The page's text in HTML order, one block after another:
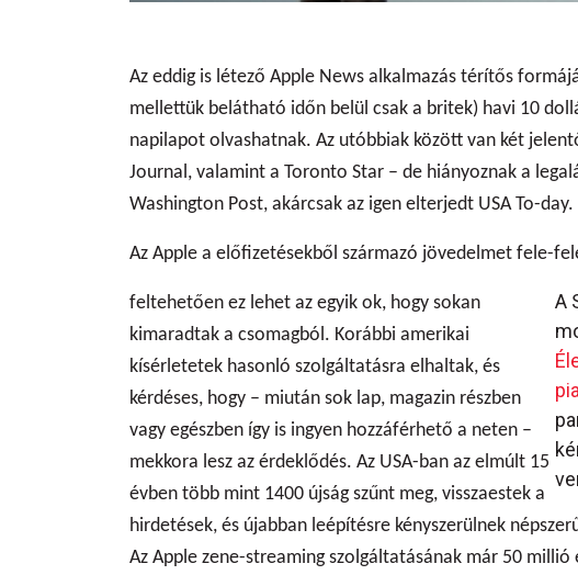
Az eddig is létező Apple News alkalmazás térítős
mellettük belátható időn belül csak a britek) havi 10
napilapot olvashatnak. Az utóbbiak között van két
Journal, valamint a Toronto Star – de hiányoznak a
Washington Post, akárcsak az igen elterjedt USA To-day.
Az Apple a előfizetésekből származó jövedelmet fele-
A
feltehetően ez lehet az egyik ok, hogy sokan
kimaradtak a csomagból. Korábbi amerikai
kísérletetek hasonló szolgáltatásra elhaltak, és
kérdéses, hogy – miután sok lap, magazin részben
vagy egészben így is ingyen hozzáférhető a neten –
mekkora lesz az érdeklődés. Az USA-ban az elmúlt 15
évben több mint 1400 újság szűnt meg, visszaestek a
hirdetések, és újabban leépítésre kényszerülnek
Az Apple zene-streaming szolgáltatásának már 50